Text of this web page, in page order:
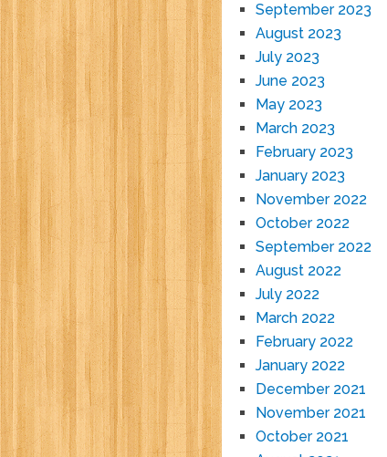
September 2023
August 2023
July 2023
June 2023
May 2023
March 2023
February 2023
January 2023
November 2022
October 2022
September 2022
August 2022
July 2022
March 2022
February 2022
January 2022
December 2021
November 2021
October 2021